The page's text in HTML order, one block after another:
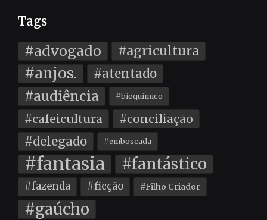
Tags
#advogado #agricultura
#anjos. #atentado
#audiência #bioquímico
#cafeicultura #conciliação
#delegado #emboscada
#fantasia #fantástico
#fazenda #ficção #Filho Criador
#gaúcho